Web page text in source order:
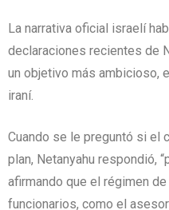
La narrativa oficial israelí
declaraciones recientes de
un objetivo más ambicioso,
iraní.
Cuando se le preguntó si el
plan, Netanyahu respondió,
afirmando que el régimen
funcionarios, como el